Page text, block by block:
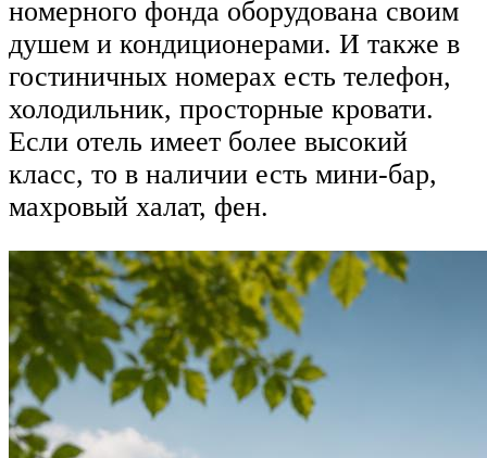
номерного фонда оборудована своим
душем и кондиционерами. И также в
гостиничных номерах есть телефон,
холодильник, просторные кровати.
Если отель имеет более высокий
класс, то в наличии есть мини-бар,
махровый халат, фен.